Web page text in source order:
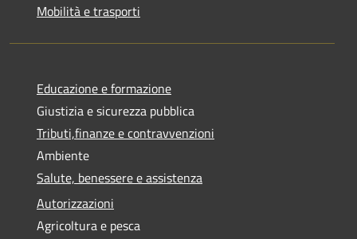
Mobilità e trasporti
Educazione e formazione
Giustizia e sicurezza pubblica
Tributi,finanze e contravvenzioni
Ambiente
Salute, benessere e assistenza
Autorizzazioni
Agricoltura e pesca